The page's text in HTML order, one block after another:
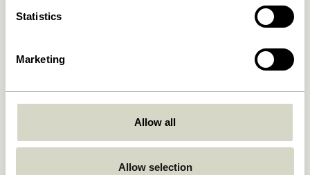
Statistics
Marketing
Allow all
Allow selection
Deux Töpfe Rotbraun/Blau
859,00kr.
Deux Töpfe
Set)
859,00kr.
In den warenkorb